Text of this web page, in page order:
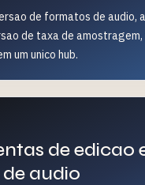
de formatos de audio,
de taxa de
um unico hub.
de edicao
audio